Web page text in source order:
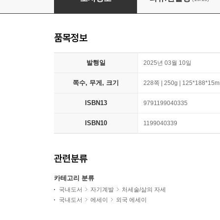
품목정보
발행일 2025년 03월 10일
쪽수, 무게, 크기 228쪽 | 250g |
ISBN13 9791199040335
ISBN10 1199040339
관련분류
카테고리 분류
국내도서 자기계발
처세술/삶의 자세
국내도서
에세이 외국 에세이